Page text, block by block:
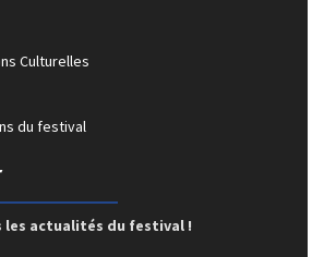
Culturelles
du festival
les actualités du festival !